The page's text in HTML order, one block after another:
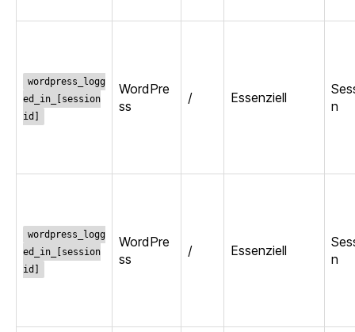
wordpress_logg
ed_in_[session
id]
WordPre
ss
/ Essenziell
n
wordpress_logg
ed_in_[session
id]
WordPre
ss
/ Essenziell
n